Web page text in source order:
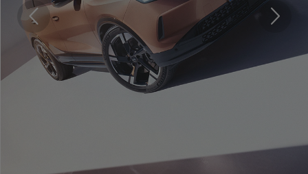
Tagasi